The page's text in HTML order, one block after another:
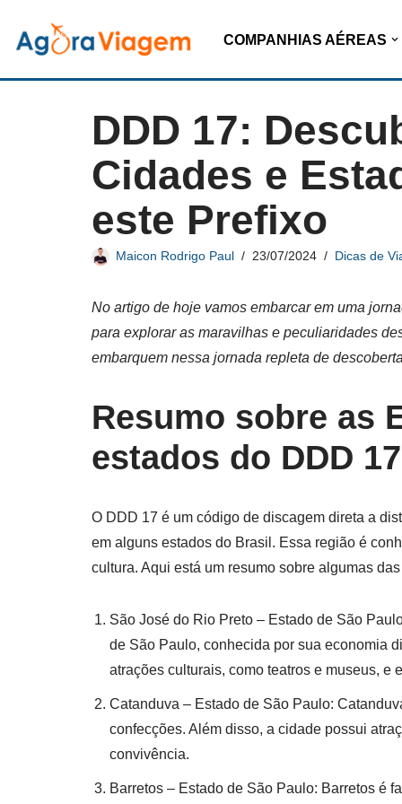
Pular
para
COMPANHIAS AÉREAS
DDD 17:
Cidades e
este Prefixo
Maicon Rodrigo Paul 23/07/2024 Dicas de
No artigo de hoje vamos embarcar em uma
para explorar as maravilhas e peculiaridades
embarquem nessa jornada repleta de
Resumo sobre as
estados do DDD 17
O DDD 17 é um código de discagem direta a
em alguns estados do Brasil. Essa região é
cultura. Aqui está um resumo sobre algumas
São José do Rio Preto – Estado de São
de São Paulo, conhecida por sua economia
atrações culturais, como teatros e museus, e
Catanduva – Estado de São Paulo:
confecções. Além disso, a cidade possui
convivência.
Barretos – Estado de São Paulo: Barretos é